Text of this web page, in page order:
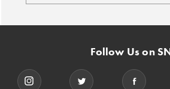
Follow Us on